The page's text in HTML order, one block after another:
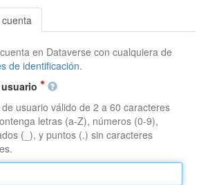
en Dataverse con cualquiera de
de identificación.
usuario
usuario válido de 2 a 60 caracteres
letras (a-Z), números (0-9),
(_), y puntos (.) sin caracteres